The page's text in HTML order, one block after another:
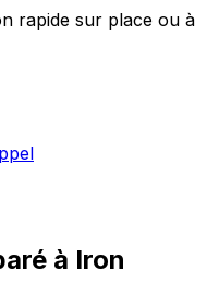
rapide sur place ou à
à Iron